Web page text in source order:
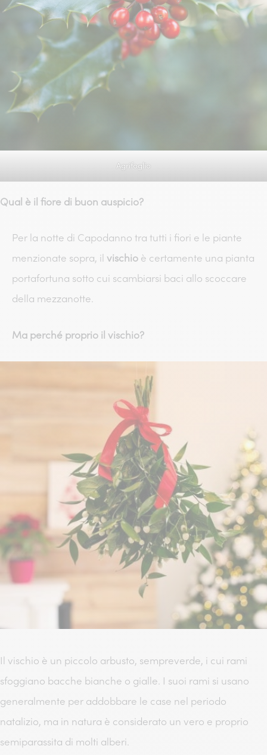
Agrifoglio
Qual è il fiore di buon auspicio?
Per la notte di Capodanno tra tutti i fiori e le piante
menzionate sopra, il vischio è certamente una pianta
portafortuna sotto cui scambiarsi baci allo scoccare
della mezzanotte.
Ma perché proprio il vischio?
Il vischio è un piccolo arbusto, sempreverde, i cui rami
sfoggiano bacche bianche o gialle. I suoi rami si usano
generalmente per addobbare le case nel periodo
natalizio, ma in natura è considerato un vero e proprio
semiparassita di molti alberi.